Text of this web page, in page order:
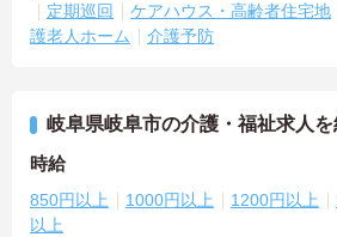
定期巡回
ケアハウス・高齢者住宅地
護老人ホーム
介護予防
岐阜県岐阜市の介護・福祉求人
時給
850円以上 1000円以上 1200円以上
以上